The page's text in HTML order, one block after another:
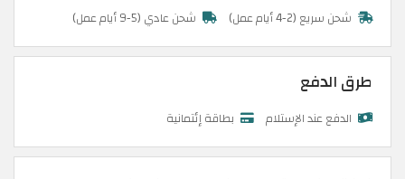
شحن سريع (2-4 أيام عمل) شحن عادي (5-9 أيام عمل)
طرق الدفع
الدفع عند الإستلام بطاقة إئتمانية